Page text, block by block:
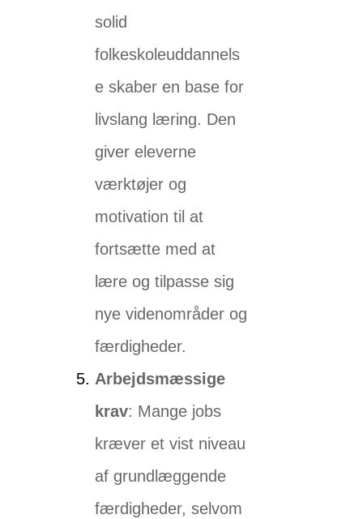
solid
folkeskoleuddannels
e skaber en base for
livslang læring. Den
giver eleverne
værktøjer og
motivation til at
fortsætte med at
lære og tilpasse sig
nye videnområder og
færdigheder.
Arbejdsmæssige
krav: Mange jobs
kræver et vist niveau
af grundlæggende
færdigheder, selvom